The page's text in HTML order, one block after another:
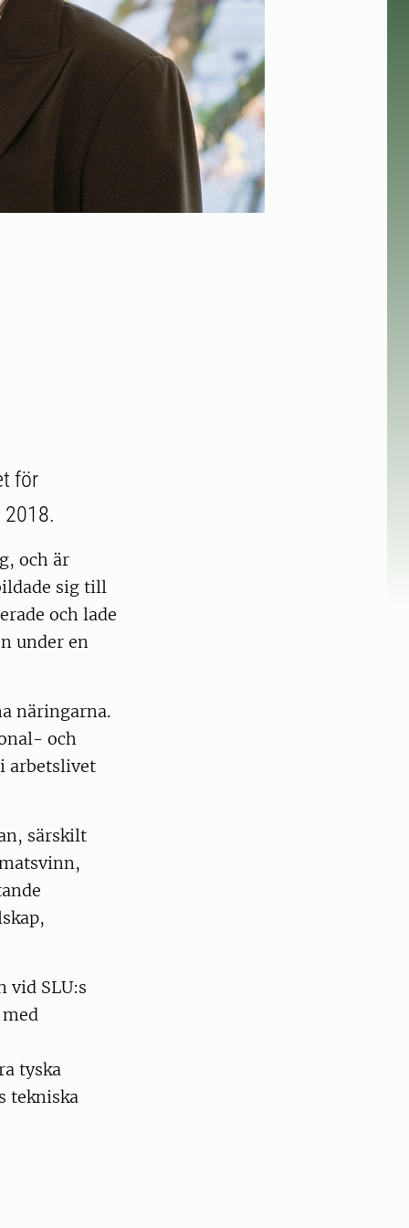
för
2018.
och är
sig till
och lade
under en
näringarna.
och
arbetslivet
särskilt
vid SLU:s
tyska
tekniska